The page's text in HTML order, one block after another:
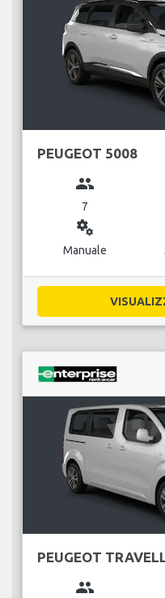
PEUGEOT 5008
group
7
miscellaneous_services
Manuale
PEUGEOT
group